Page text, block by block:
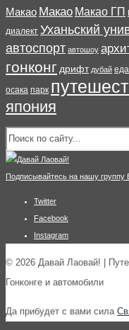
Макао Макао Макао ГП
диалект Уханьский
автоспорт автошоу
гонконг дрифт дубай еда
осака парк
япония
Подписывайтесь на нашу группу
Twitter
Facebook
Instagram
© 2026 Давай Лаовай! |
Гонконге и автомобили
Да прибудет с вами сила